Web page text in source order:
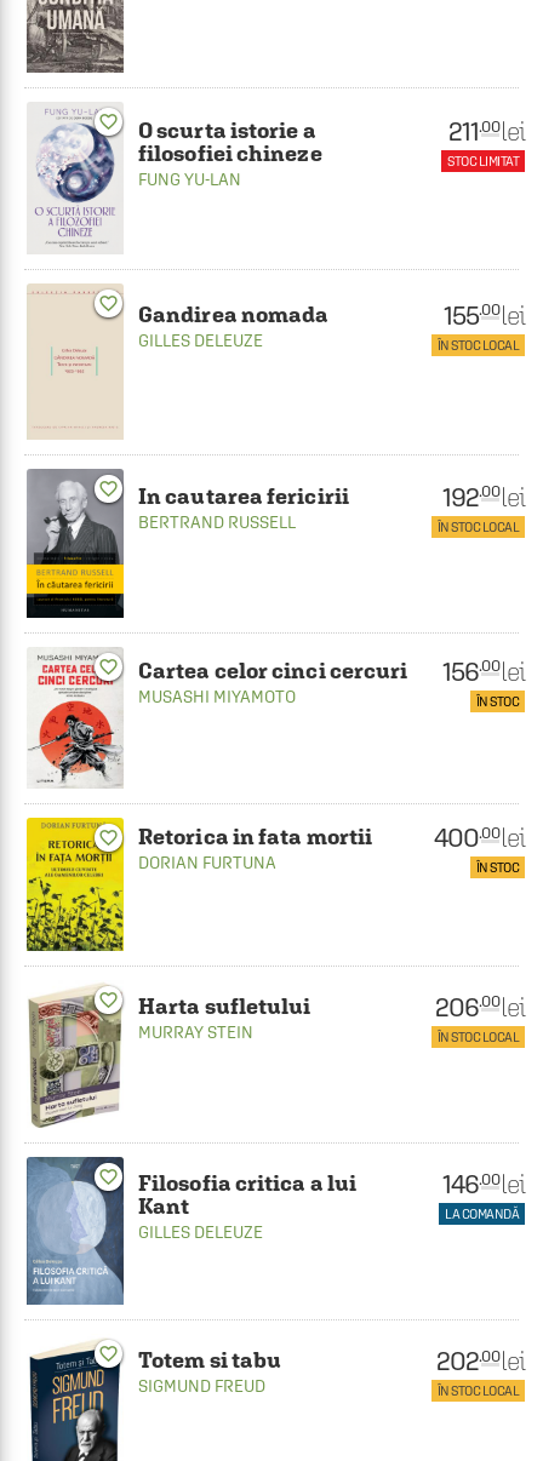
favorite_border
O scurta istorie a
filosofiei chineze
FUNG YU-LAN
211.00 lei
STOC LIMITAT
favorite_border Gandirea nomada
GILLES DELEUZE
155.00 lei
ÎN STOC LOCAL
favorite_border In cautarea fericirii
BERTRAND RUSSELL
192.00 lei
ÎN STOC LOCAL
favorite_border Cartea celor cinci cercuri
MUSASHI MIYAMOTO
156.00 lei
ÎN STOC
favorite_border Retorica in fata mortii
DORIAN FURTUNA
400.00 lei
ÎN STOC
favorite_border Harta sufletului
MURRAY STEIN
206.00 lei
ÎN STOC LOCAL
favorite_border
Filosofia critica a lui
Kant
GILLES DELEUZE
146.00 lei
LA COMANDĂ
favorite_border Totem si tabu
SIGMUND FREUD
202.00 lei
ÎN STOC LOCAL